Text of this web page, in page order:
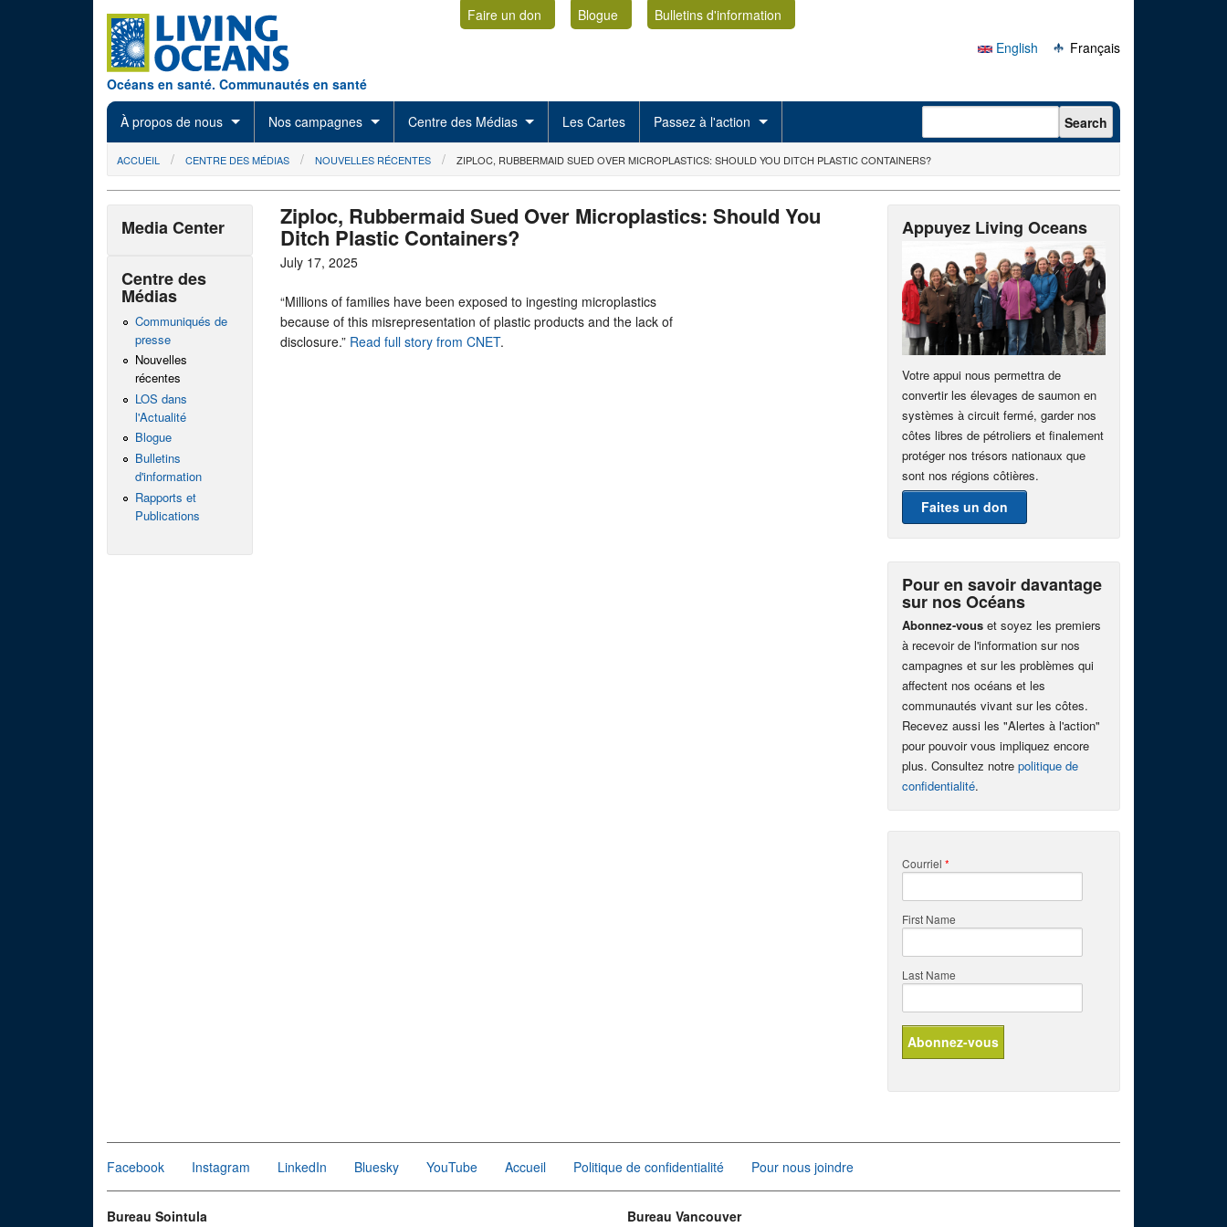
Océans en santé. Communautés en santé
Faire un don Blogue
Bulletins d'information
English
Français
À propos de nous Nos campagnes Centre des Médias Les Cartes Passez à l'action Search form Search
You are here
ACCUEIL CENTRE DES MÉDIAS NOUVELLES RÉCENTES ZIPLOC, RUBBERMAID SUED OVER MICROPLASTICS: SHOULD YOU DITCH PLASTIC CONTAINERS?
Ziploc, Rubbermaid Sued Over Microplastics: Should You
Ditch Plastic Containers?
July 17, 2025
“Millions of families have been exposed to ingesting microplastics
because of this misrepresentation of plastic products and the lack of
disclosure.” Read full story from CNET.
Media Center
Centre des
Médias
Communiqués de
presse
Nouvelles
récentes
LOS dans
l'Actualité
Blogue
Bulletins
d'information
Rapports et
Publications
Appuyez Living Oceans
Votre appui nous permettra de
convertir les élevages de saumon en
systèmes à circuit fermé, garder nos
côtes libres de pétroliers et finalement
protéger nos trésors nationaux que
sont nos régions côtières.
Faites un don
Pour en savoir davantage
sur nos Océans
Abonnez-vous et soyez les premiers
à recevoir de l'information sur nos
campagnes et sur les problèmes qui
affectent nos océans et les
communautés vivant sur les côtes.
Recevez aussi les "Alertes à l'action"
pour pouvoir vous impliquez encore
plus. Consultez notre politique de
confidentialité.
Courriel *
First Name
Last Name
Facebook Instagram LinkedIn Bluesky YouTube Accueil Politique de confidentialité Pour nous joindre
Bureau Sointula Bureau Vancouver